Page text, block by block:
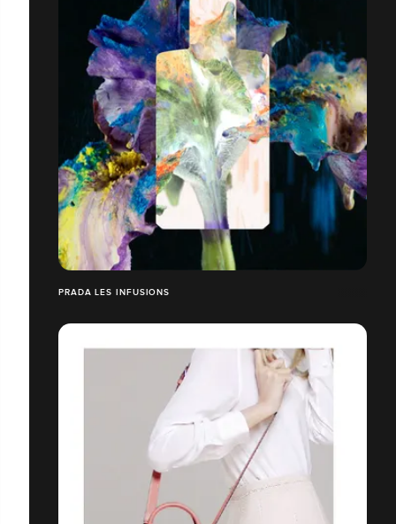
PRADA LES INFUSIONS